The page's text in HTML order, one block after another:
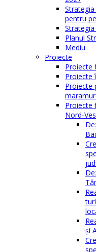
pentru
Planul
Mediu
Proiecte
Proiecte
Proiecte
Proiecte
Proiecte
Nord-
și